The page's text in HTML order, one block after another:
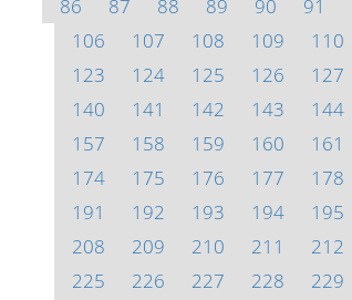
86
87 88 89 90 91
106
107 108 109 110
123
124 125 126 127
140
141 142 143 144
157
158 159 160 161
174
175 176 177 178
191
192 193 194 195
208
209 210 211 212
225
226 227 228 229